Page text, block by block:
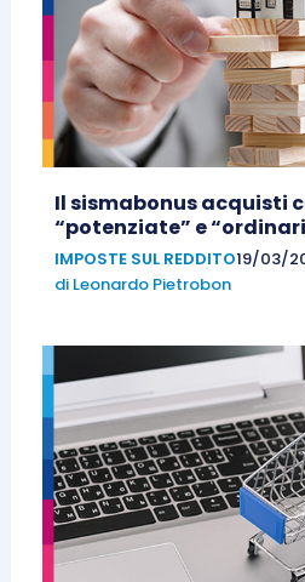
Il sismabonus acquisti
“potenziate” e
IMPOSTE SUL REDDITO19/03/
di Leonardo Pietrobon